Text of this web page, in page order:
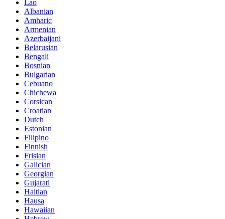
Lao
Albanian
Amharic
Armenian
Azerbaijani
Belarusian
Bengali
Bosnian
Bulgarian
Cebuano
Chichewa
Corsican
Croatian
Dutch
Estonian
Filipino
Finnish
Frisian
Galician
Georgian
Gujarati
Haitian
Hausa
Hawaiian